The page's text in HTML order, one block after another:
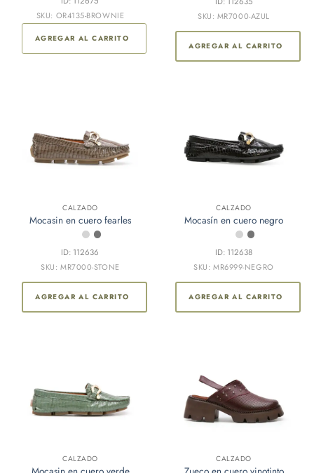
SKU: OR4135-BROWNIE
AGREGAR AL CARRITO
SKU: MR7000-AZUL
AGREGAR AL CARRITO
CALZADO
Mocasin en cuero fearles
ID: 112636
SKU: MR7000-STONE
AGREGAR AL CARRITO
CALZADO
Mocasín en cuero negro
ID: 112638
SKU: MR6999-NEGRO
AGREGAR AL CARRITO
CALZADO CALZADO